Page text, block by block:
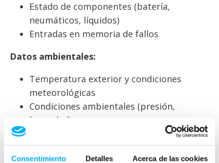
Consentimiento Detalles Acerca de las cookies
Estado de componentes (batería,
neumáticos, líquidos)
Entradas en memoria de fallos
Datos ambientales:
Temperatura exterior y condiciones
meteorológicas
Condiciones ambientales (presión,
humedad)
Fuerzas direccionales y masas de
aceleración